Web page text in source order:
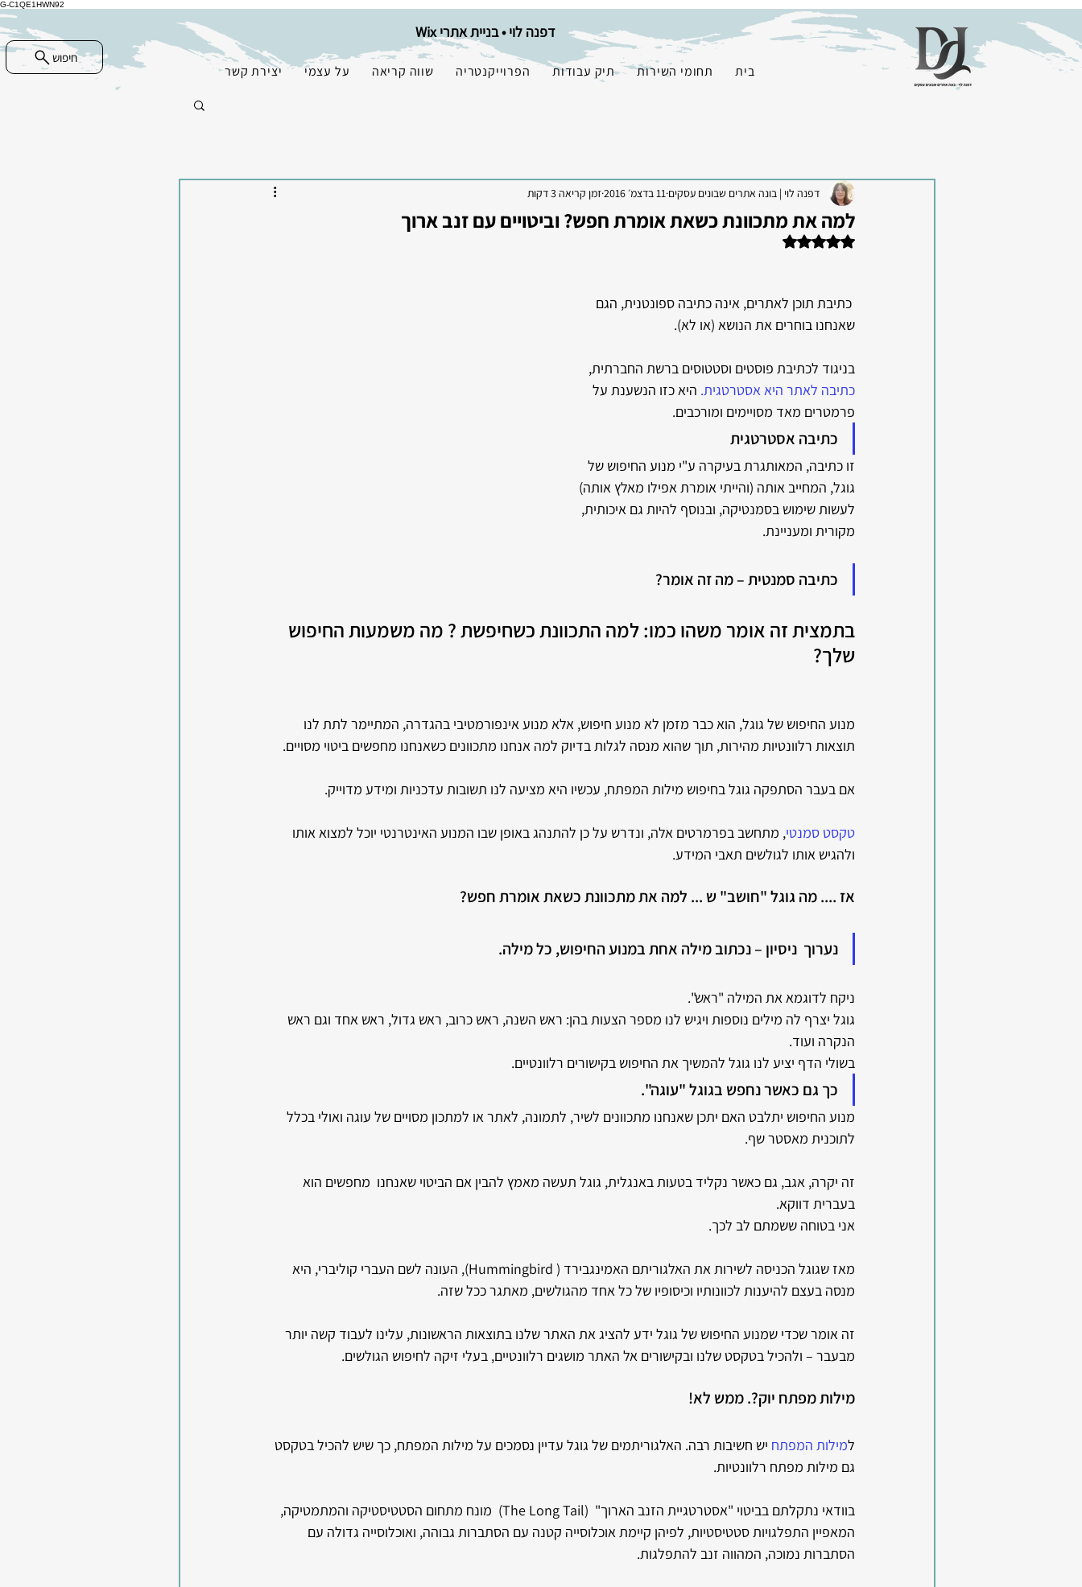
G-C1QE1HWN92
חיפוש
דפנה לוי • בניית אתרי Wix
בית תחומי השירות תיק עבודות הפרוייקנטריה שווה קריאה על עצמי יצירת קשר
למה את מתכוונת כשאת אומרת חפש? וביטויים עם זנב ארוך
דפנה לוי | בונה אתרים שבונים עסקים 11 בדצמ׳ 2016 זמן קריאה 3 דקות
דירוג של NaN מתוך 5 כוכבים
כתיבת תוכן לאתרים, אינה כתיבה ספונטנית, הגם
שאנחנו בוחרים את הנושא (או לא).
בניגוד לכתיבת פוסטים וסטטוסים ברשת החברתית,
כתיבה לאתר היא אסטרטגית. היא כזו הנשענת על
פרמטרים מאד מסויימים ומורכבים.
כתיבה אסטרטגית
זו כתיבה, המאותגרת בעיקרה ע"י מנוע החיפוש של
גוגל, המחייב אותה (והייתי אומרת אפילו מאלץ אותה)
לעשות שימוש בסמנטיקה, ובנוסף להיות גם איכותית,
מקורית ומעניינת.
כתיבה סמנטית – מה זה אומר?
בתמצית זה אומר משהו כמו: למה התכוונת כשחיפשת ? מה משמעות החיפוש
שלך?
מנוע החיפוש של גוגל, הוא כבר מזמן לא מנוע חיפוש, אלא מנוע אינפורמטיבי בהגדרה, המתיימר לתת לנו
תוצאות רלוונטיות מהירות, תוך שהוא מנסה לגלות בדיוק למה אנחנו מתכוונים כשאנחנו מחפשים ביטוי מסויים.
אם בעבר הסתפקה גוגל בחיפוש מילות המפתח, עכשיו היא מציעה לנו תשובות עדכניות ומידע מדוייק.
טקסט סמנטי, מתחשב בפרמרטים אלה, ונדרש על כן להתנהג באופן שבו המנוע האינטרנטי יוכל למצוא אותו
ולהגיש אותו לגולשים תאבי המידע.
אז .... מה גוגל "חושב" ש ... למה את מתכוונת כשאת אומרת חפש?
נערוך  ניסיון – נכתוב מילה אחת במנוע החיפוש, כל מילה.
ניקח לדוגמא את המילה "ראש".
גוגל יצרף לה מילים נוספות ויגיש לנו מספר הצעות בהן: ראש השנה, ראש כרוב, ראש גדול, ראש אחד וגם ראש
הנקרה ועוד.
בשולי הדף יציע לנו גוגל להמשיך את החיפוש בקישורים רלוונטיים.
כך גם כאשר נחפש בגוגל "עוגה".
מנוע החיפוש יתלבט האם יתכן שאנחנו מתכוונים לשיר, לתמונה, לאתר או למתכון מסויים של עוגה ואולי בכלל
לתוכנית מאסטר שף.
זה יקרה, אגב, גם כאשר נקליד בטעות באנגלית, גוגל תעשה מאמץ להבין אם הביטוי שאנחנו  מחפשים הוא
בעברית דווקא.
אני בטוחה ששמתם לב לכך.
מאז שגוגל הכניסה לשירות את האלגוריתם האמינגבירד ( Hummingbird), העונה לשם העברי קוליברי, היא
מנסה בעצם להיענות לכוונותיו וכיסופיו של כל אחד מהגולשים, מאתגר ככל שזה.
זה אומר שכדי שמנוע החיפוש של גוגל ידע להציג את האתר שלנו בתוצאות הראשונות, עלינו לעבוד קשה יותר
מבעבר – ולהכיל בטקסט שלנו ובקישורים אל האתר מושגים רלוונטיים, בעלי זיקה לחיפוש הגולשים.
מילות מפתח יוק?. ממש לא!
למילות המפתח יש חשיבות רבה. האלגוריתמים של גוגל עדיין נסמכים על מילות המפתח, כך שיש להכיל בטקסט
גם מילות מפתח רלוונטיות.
בוודאי נתקלתם בביטוי "אסטרטגיית הזנב הארוך"  (The Long Tail)
מונח מתחום הסטטיסטיקה והמתמטיקה,
המאפיין התפלגויות סטטיסטיות, לפיהן קיימת אוכלוסייה קטנה עם הסתברות גבוהה, ואוכלוסייה גדולה עם
הסתברות נמוכה, המהווה זנב להתפלגות.